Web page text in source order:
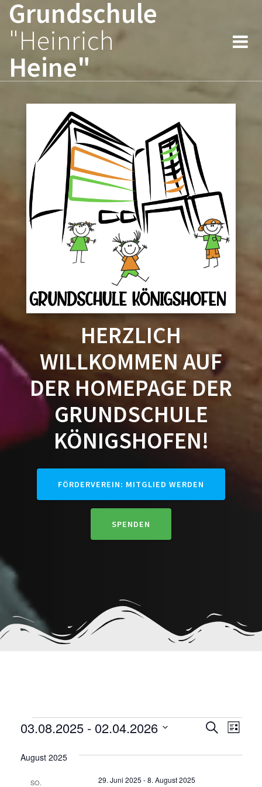
Zum
Inhalt
Grundschule
"Heinrich
Heine"
HERZLICH
WILLKOMMEN AUF
DER HOMEPAGE DER
GRUNDSCHULE
KÖNIGSHOFEN!
FÖRDERVEREIN: MITGLIED WERDEN
SPENDEN
V
e
S
V
r
L
s
03.08.2025 - 02.04.2026
a
u
August 2025
SO. 29. Juni 2025 -8. August 2025